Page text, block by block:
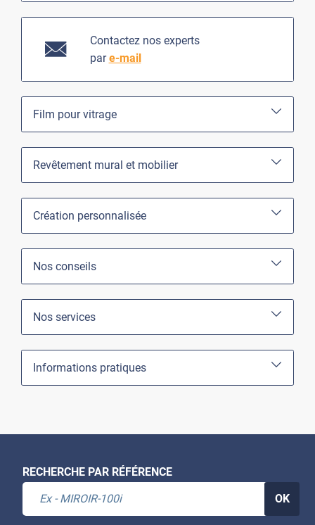
Contactez nos experts
pare-mail
Film pour vitrage
Revêtement mural et mobilier
Création personnalisée
Nos conseils
Nos services
Informations pratiques
RECHERCHE PAR RÉFÉRENCE
OK